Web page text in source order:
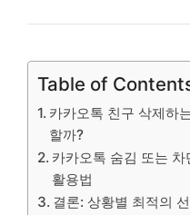
Table of
카카오톡 친구 삭제하
할까?
카카오톡 숨김 또는
활용법
결론: 상황별 최적의